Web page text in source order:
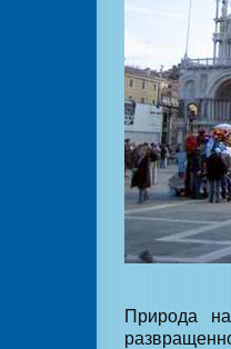
Природа